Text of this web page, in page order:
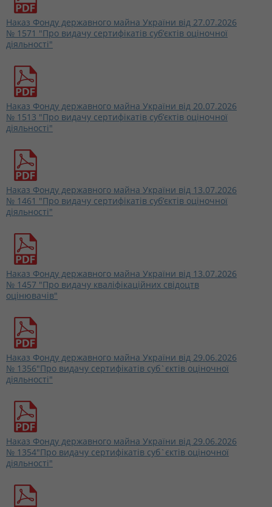
Наказ Фонду державного майна України від 27.07.2026
№ 1571 "Про видачу сертифікатів суб’єктів оціночної
діяльності"
Наказ Фонду державного майна України від 20.07.2026
№ 1513 "Про видачу сертифікатів суб’єктів оціночної
діяльності"
Наказ Фонду державного майна України від 13.07.2026
№ 1461 "Про видачу сертифікатів суб’єктів оціночної
діяльності"
Наказ Фонду державного майна України від 13.07.2026
№ 1457 "Про видачу кваліфікаційних свідоцтв
оцінювачів"
Наказ Фонду державного майна України від 29.06.2026
№ 1356"Про видачу сертифікатів суб`єктів оціночної
діяльності"
Наказ Фонду державного майна України від 29.06.2026
№ 1354"Про видачу сертифікатів суб`єктів оціночної
діяльності"